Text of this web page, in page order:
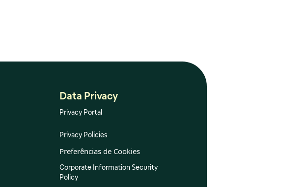
Data Privacy
Privacy Portal
Privacy Policies
Preferências de Cookies
Corporate Information Security
Policy